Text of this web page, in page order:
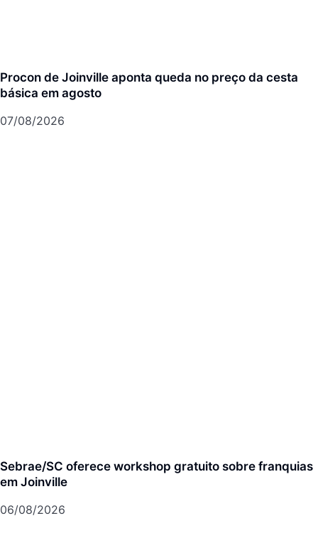
Procon de Joinville aponta queda no preço da cesta
básica em agosto
07/08/2026
Sebrae/SC oferece workshop gratuito sobre franquias
em Joinville
06/08/2026